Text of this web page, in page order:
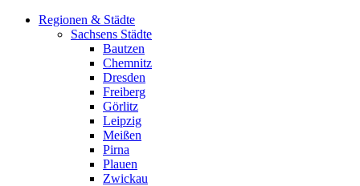
Regionen & Städte
Sachsens Städte
Bautzen
Chemnitz
Dresden
Freiberg
Görlitz
Leipzig
Meißen
Pirna
Plauen
Zwickau